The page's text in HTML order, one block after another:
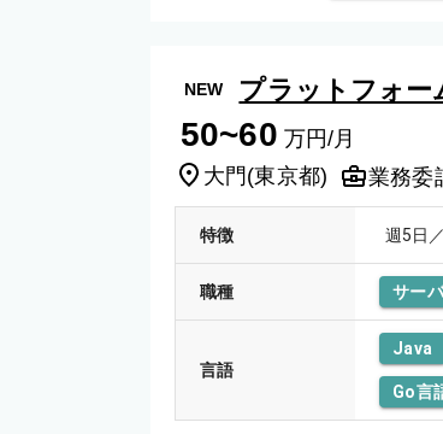
NEW プラットフォー
50~60 万円/月
大門 (東京都) 業務委
特徴 週5日
職種 サー
言語
Java
Go言